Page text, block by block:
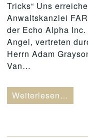
Tricks“ Uns
Anwaltskanzlei
der Echo Alpha
Angel, vertreten
Herrn Adam
Van…
Weiterlesen…